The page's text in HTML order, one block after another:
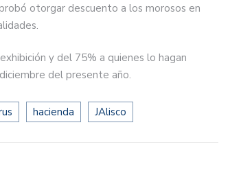
otorgar descuento a los morosos en
y del 75% a quienes lo hagan
del presente año.
hacienda JAlisco